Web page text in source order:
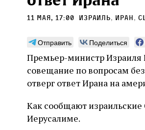
11 мая, 17:00 Израиль, Иран,
Отправить Поделиться
Премьер-министр Израиля
совещание по вопросам
отверг ответ Ирана на
Как сообщают
Иерусалиме.
Погромы 1929
неделя,
судьбу
Примерно за полторы
погромов Ребе совершал